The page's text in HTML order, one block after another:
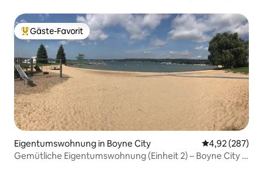
Beliebter Gäste-Favorit.
Gäste-Favorit
Eigentumswohnung in Boyne City
4,92 (287)
Gemütliche Eigentumswohnung (Einheit 2) – Boyne City &